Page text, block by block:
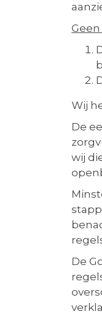
Wij
De
wij
De